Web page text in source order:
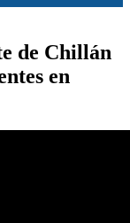
de Chillán
en